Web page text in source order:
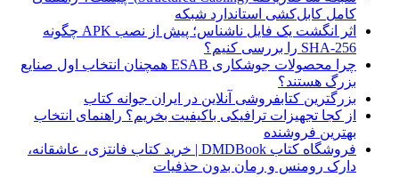
کامل کابل‌کشی استاندارد شبکه
اثر انگشت یک فایل ناشناس؛ پیش از نصب APK چگونه
SHA-256 را بررسی کنیم؟
چرا محصولات جوشکاری ESAB همچنان انتخاب اول صنایع
بزرگ هستند؟
بزرگترین کتابفروشی آنلاین در ایران جوانه کتاب
از کجا تجهیزات ترافیکی باکیفیت بخریم؟ راهنمای انتخاب
بهترین فروشنده
فروشگاه کتاب DMDBook | خرید کتاب فانتزی، عاشقانه،
دارک رومنس و رمان بدون حذفیات